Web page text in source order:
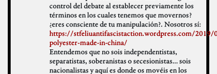
control del debate al establecer previamente los
términos en los cuales tenemos que movernos?
¿eres consciente de tu manipulación?. Nosotros sí:
https://stfeliuantifascistaction.wordpress.com/
polyester-made-in-china/
Entendemos que no sois independentistas,
separatistas, soberanistas o secesionistas… sois
nacionalistas y aquí es donde os movéis en los